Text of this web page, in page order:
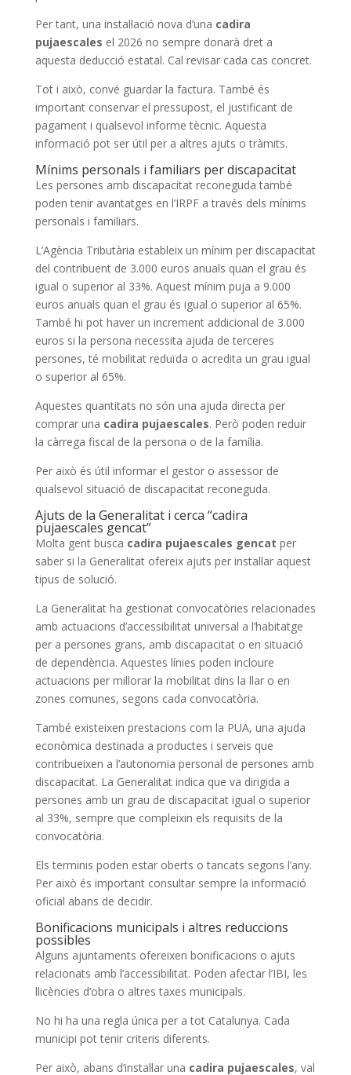
Per tant, una instal·lació nova d’una cadira
pujaescales el 2026 no sempre donarà dret a
aquesta deducció estatal. Cal revisar cada cas concret.
Tot i això, convé guardar la factura. També és
important conservar el pressupost, el justificant de
pagament i qualsevol informe tècnic. Aquesta
informació pot ser útil per a altres ajuts o tràmits.
Mínims personals i familiars per discapacitat
Les persones amb discapacitat reconeguda també
poden tenir avantatges en l’IRPF a través dels mínims
personals i familiars.
L’Agència Tributària estableix un mínim per discapacitat
del contribuent de 3.000 euros anuals quan el grau és
igual o superior al 33%. Aquest mínim puja a 9.000
euros anuals quan el grau és igual o superior al 65%.
També hi pot haver un increment addicional de 3.000
euros si la persona necessita ajuda de terceres
persones, té mobilitat reduïda o acredita un grau igual
o superior al 65%.
Aquestes quantitats no són una ajuda directa per
comprar una cadira pujaescales. Però poden reduir
la càrrega fiscal de la persona o de la família.
Per això és útil informar el gestor o assessor de
qualsevol situació de discapacitat reconeguda.
Ajuts de la Generalitat i cerca “cadira
pujaescales gencat”
Molta gent busca cadira pujaescales gencat per
saber si la Generalitat ofereix ajuts per instal·lar aquest
tipus de solució.
La Generalitat ha gestionat convocatòries relacionades
amb actuacions d’accessibilitat universal a l’habitatge
per a persones grans, amb discapacitat o en situació
de dependència. Aquestes línies poden incloure
actuacions per millorar la mobilitat dins la llar o en
zones comunes, segons cada convocatòria.
També existeixen prestacions com la PUA, una ajuda
econòmica destinada a productes i serveis que
contribueixen a l’autonomia personal de persones amb
discapacitat. La Generalitat indica que va dirigida a
persones amb un grau de discapacitat igual o superior
al 33%, sempre que compleixin els requisits de la
convocatòria.
Els terminis poden estar oberts o tancats segons l’any.
Per això és important consultar sempre la informació
oficial abans de decidir.
Bonificacions municipals i altres reduccions
possibles
Alguns ajuntaments ofereixen bonificacions o ajuts
relacionats amb l’accessibilitat. Poden afectar l’IBI, les
llicències d’obra o altres taxes municipals.
No hi ha una regla única per a tot Catalunya. Cada
municipi pot tenir criteris diferents.
Per això, abans d’instal·lar una cadira pujaescales, val